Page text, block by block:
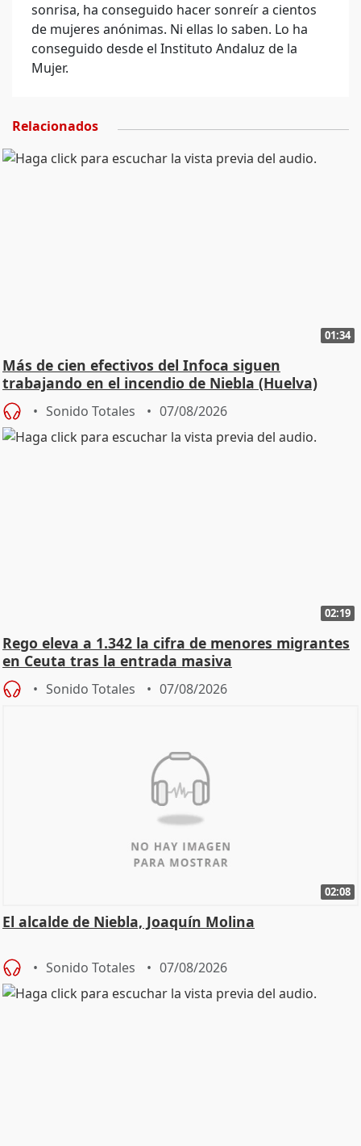
sonrisa, ha conseguido hacer sonreír a cientos
de mujeres anónimas. Ni ellas lo saben. Lo ha
conseguido desde el Instituto Andaluz de la
Mujer.
Relacionados
01:34
Más de cien efectivos del Infoca siguen
trabajando en el incendio de Niebla (Huelva)
Sonido Totales 07/08/2026
02:19
Rego eleva a 1.342 la cifra de menores migrantes
en Ceuta tras la entrada masiva
Sonido Totales 07/08/2026
02:08
El alcalde de Niebla, Joaquín Molina
Sonido Totales 07/08/2026